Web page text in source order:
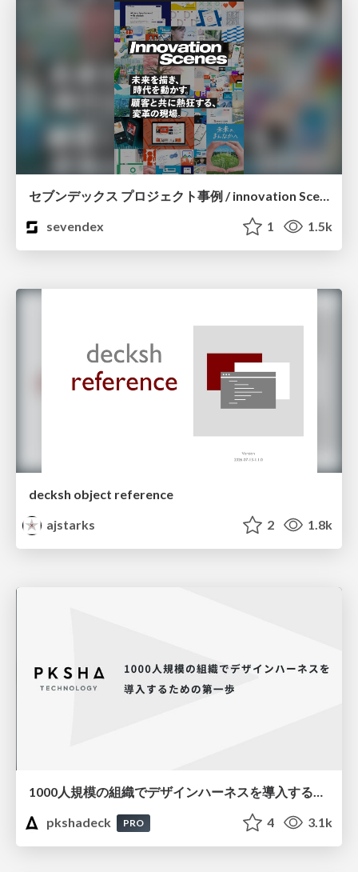
セブンデックス プロジェクト事例 / innovation Scenes
sevendex
1 1.5k
decksh object reference
ajstarks
2 1.8k
1000人規模の組織でデザインハーネスを導入するための第一歩
pkshadeck
PRO 4 3.1k